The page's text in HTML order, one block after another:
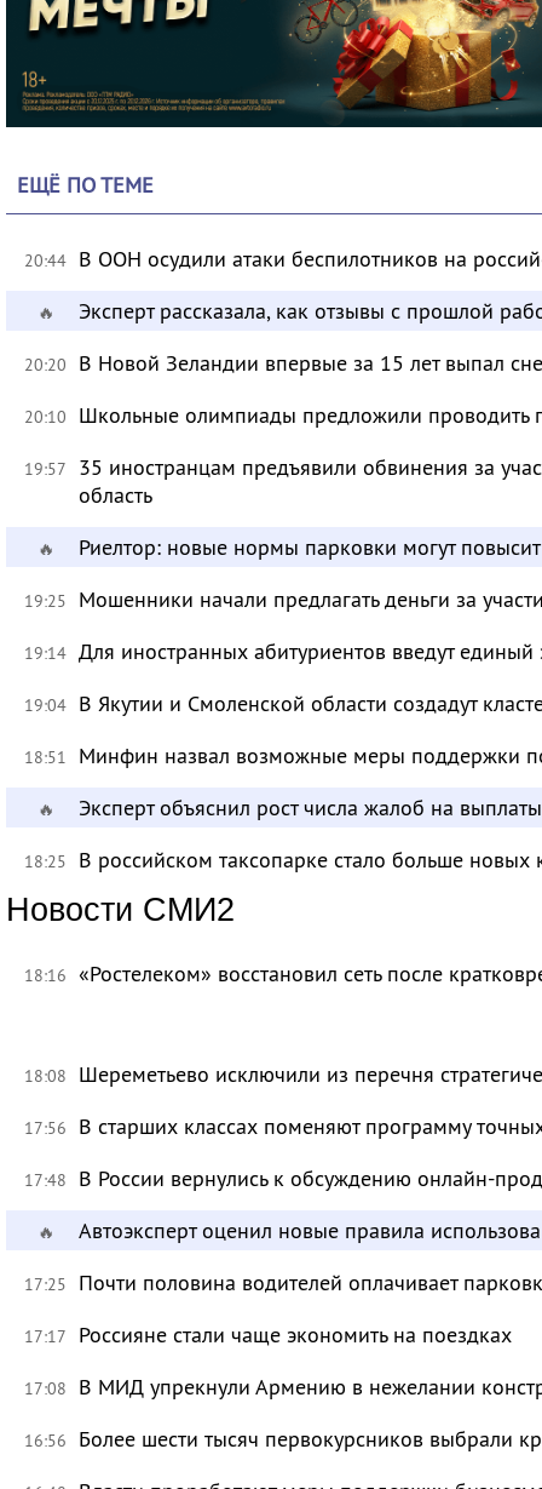
ЕЩЁ ПО ТЕМЕ
20:44 В ООН осудили атаки беспилотников на
🔥 Эксперт рассказала, как отзывы с прошлой
20:20 В Новой Зеландии впервые за 15 лет выпал
20:10 Школьные олимпиады предложили проводить
19:57
35 иностранцам предъявили обвинения за
область
🔥 Риелтор: новые нормы парковки могут
19:25 Мошенники начали предлагать деньги за
19:14 Для иностранных абитуриентов введут
19:04 В Якутии и Смоленской области создадут
18:51 Минфин назвал возможные меры поддержки
🔥 Эксперт объяснил рост числа жалоб на
18:25 В российском таксопарке стало больше новых
Новости СМИ2
18:16 «Ростелеком» восстановил сеть после
18:08 Шереметьево исключили из перечня
17:56 В старших классах поменяют программу
17:48 В России вернулись к обсуждению онлайн-
🔥 Автоэксперт оценил новые правила
17:25 Почти половина водителей оплачивает
17:17 Россияне стали чаще экономить на поездках
17:08 В МИД упрекнули Армению в нежелании
16:56 Более шести тысяч первокурсников выбрали